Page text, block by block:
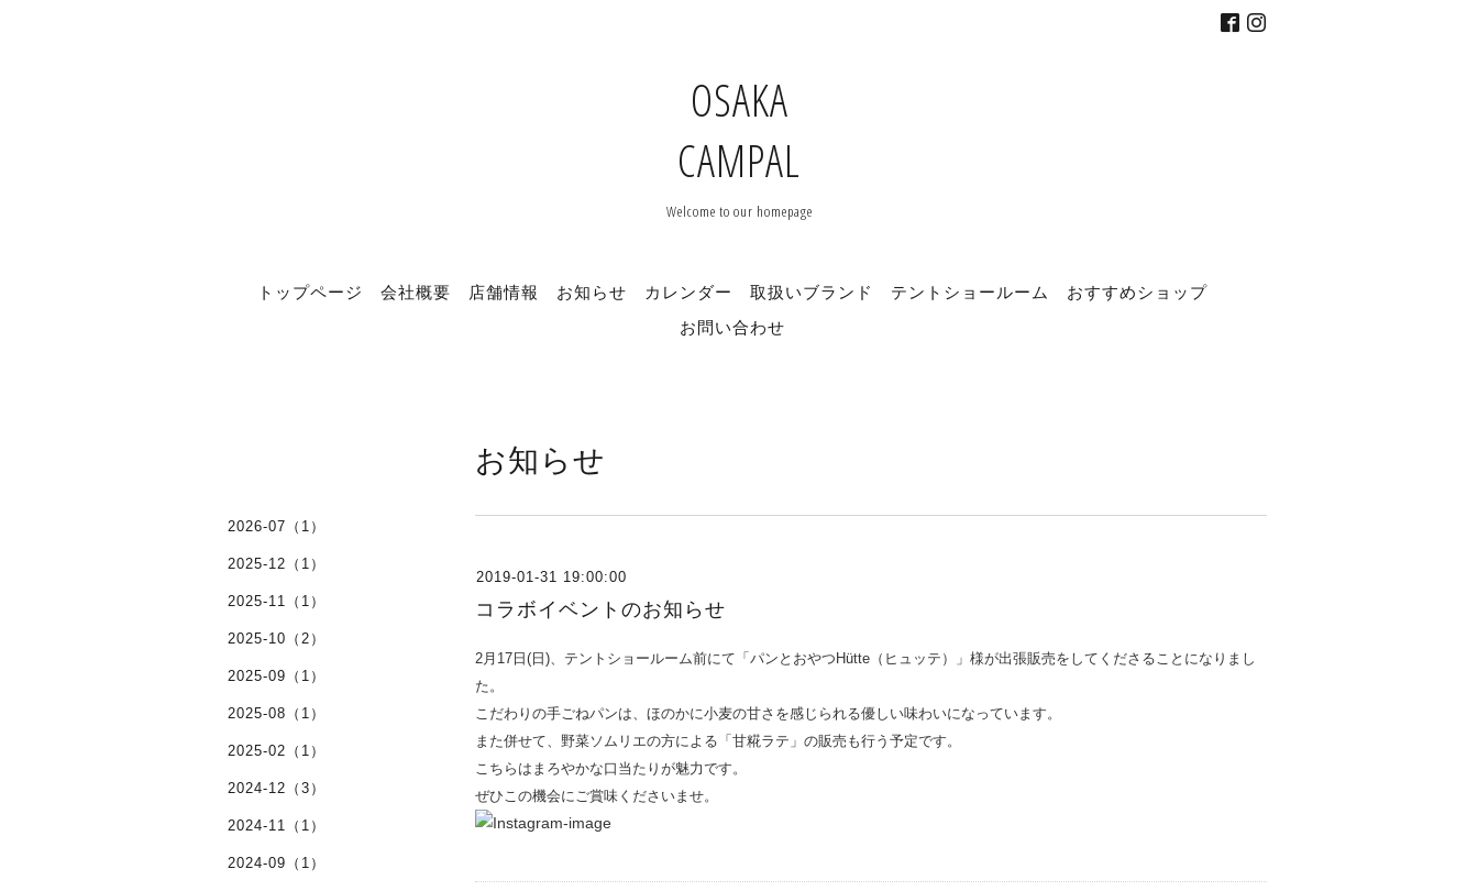
OSAKA
CAMPAL
Welcome to our homepage
トップページ 会社概要 店舗情報 お知らせ カレンダー 取扱いブランド テントショールーム
おすすめショップ
お問い合わせ
お知らせ
2019-01-31 19:00:00
コラボイベントのお知らせ
2月17日(日)、テントショールーム前にて 「パンとおやつHütte（ヒュッテ）」様が出張販売をしてくださることになりまし
た。
こだわりの手ごねパンは、ほのかに小麦の甘さを感じられる優しい味わいになっています。
また併せて、野菜ソムリエの方による「甘糀ラテ」の販売も行う予定です。
こちらはまろやかな口当たりが魅力です。
ぜひこの機会にご賞味くださいませ。
2026-07（1）
2025-12（1）
2025-11（1）
2025-10（2）
2025-09（1）
2025-08（1）
2025-02（1）
2024-12（3）
2024-11（1）
2024-09（1）